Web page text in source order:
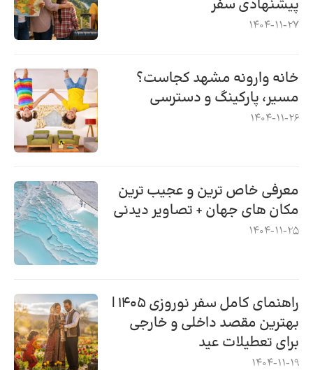
پیشنهادی سفر
1404-11-27
خانه وارونه مشهد کجاست؟
مسیر، پارکینگ و دسترسی
1404-11-26
معرفی خاص ترین و عجیب ترین
مکان های جهان + تصاویر دیدنی
1404-11-25
راهنمای کامل سفر نوروزی ۱۴۰۵ |
بهترین مقصد داخلی و خارجی
برای تعطیلات عید
1404-11-19